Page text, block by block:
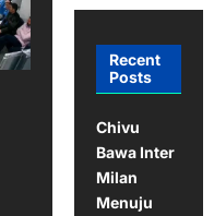
Recent
Posts
Chivu
Bawa Inter
Milan
Menuju